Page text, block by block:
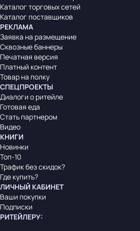
Каталог торговых сетей
Каталог поставщиков
РЕКЛАМА
Заявка на размещение
Сквозные баннеры
Печатная версия
Платный контент
Товар на полку
СПЕЦПРОЕКТЫ
Диалоги о ритейле
Готовая еда
Стать партнером
Видео
КНИГИ
Новинки
Топ-10
Трафик без скидок?
Где купить?
ЛИЧНЫЙ КАБИНЕТ
Ваши покупки
Подписки
РИТЕЙЛЕРУ: